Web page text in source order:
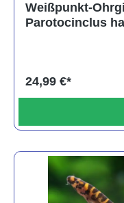
Weißpunkt-
Parotocinclus
24,99 €*